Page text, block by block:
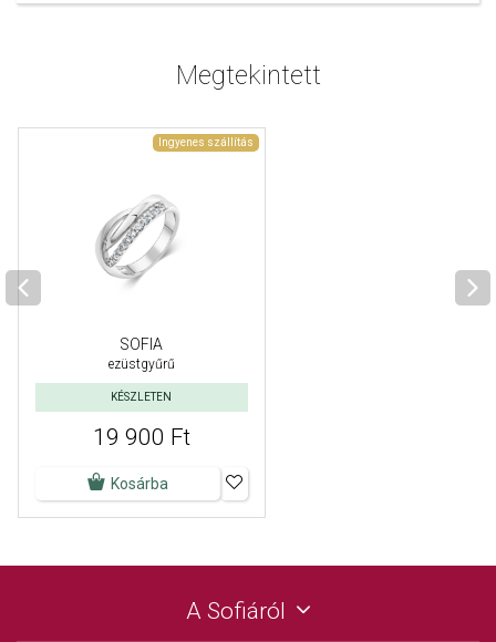
Megtekintett
Ingyenes szállítás
SOFIA
ezüstgyűrű
KÉSZLETEN
19 900 Ft
Kosárba
A Sofiáról